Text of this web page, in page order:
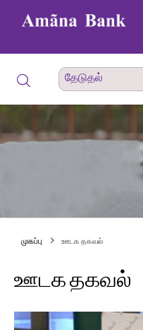
முகப்பு ஊடக தகவல்
ஊடக தகவல்